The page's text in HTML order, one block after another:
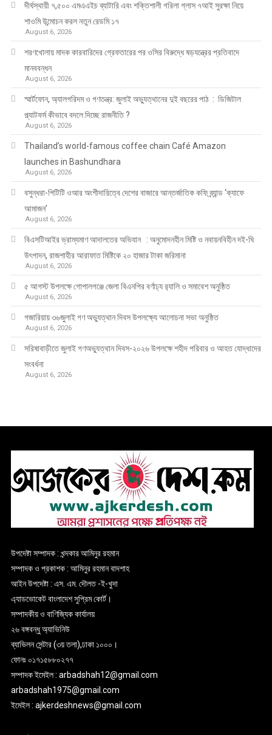
দীর্ঘস্থায়ী ৭,৫০০ এমএএইচ ব্যাটারি এবং শক্তিশালী গরিলা গ্লাস ৭আই সুরক্ষা নিয়ে
শাওমি উন্মোচন করল নতুন রেডমি ১৭
August 6, 2026
শরণখোলায় মাদক কারবারিদের গ্রেফতারের পর ওসির বিরুদ্ধে ষড়যন্ত্রের প্রতিবাদে
মানববন্ধন
August 6, 2026
স্মার্টফোন, অ্যালগরিদম ও গণতন্ত্র: জুলাই অভ্যুত্থানের দুই বছরের পাঠ : ডিজিটাল
প্ল্যাটফর্ম কীভাবে বদলে দিচ্ছে রাজনীতি ?
August 6, 2026
Thailand’s world-famous coffee chain Café Amazon
launches in Bashundhara
August 6, 2026
বসুন্ধরা-পিটিটি ওআর অংশীদারিত্বে দেশের বাজারে আন্তর্জাতিক কফি ব্র্যান্ড ‘ক্যাফে
আমাজন’
August 6, 2026
বিএসটিআইর ভ্রাম্যমাণ আদালতের অভিযান : অনুমোদনহীন মিষ্টি ও নবায়নবিহীন দই-ঘি
উৎপাদন, রাজশাহীর আরাফাত মিষ্টিকে ২০ হাজার টাকা জরিমানা
August 6, 2026
৫ আগস্ট উপলক্ষে গোপালগঞ্জে জেলা বিএনপির বর্ণাঢ্য র‍্যালি ও সমাবেশ অনুষ্ঠিত
August 6, 2026
গজারিয়ায় ৩৬জুলাই গণ অভ্যুত্থান দিবস উপলক্ষ্যে আলোচনা সভা অনুষ্ঠিত
August 6, 2026
সরিষাবাড়ীতে জুলাই গণঅভ্যুত্থান দিবস-২০২৬ উপলক্ষে শহীদ পরিবার ও আহত যোদ্ধাদের
সংবর্ধনা
August 6, 2026
উপদেষ্টা সম্পাদক : খন্দকার আমিনুর রহমান
সম্পাদক ও প্রকাশক : আমিনুর রহমান বাদশাহ
আইন উপদেষ্টা : এস. এম. দৌলত -ই-খুদা
এ্যাডভোকেট বাংলাদেশ সুপ্রিম কোর্ট।
সম্পাদকীয় ও বাণিজ্যিক কার্যালয়
২৬ বঙ্গবন্ধু অ্যাভিনিউ
ব্যাভিলন সেন্টার (৩য় তলা),ঢাকা ১০০০।
ফোনঃ ০১৭১৫৮৮০২৭৭
সম্পাদক ইমেইল : arbadshah12@gmail.com
arbadshah1975@gmail.com
ইমেইল : ajkerdeshnews@gmail.com